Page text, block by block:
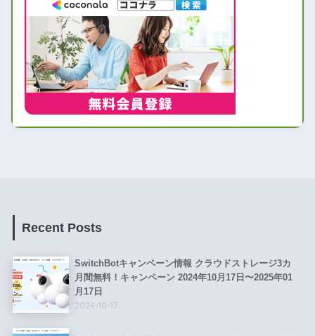
Recent Posts
SwitchBotキャンペーン情報 クラウドストレージ3カ
月間無料！キャンペーン 2024年10月17日〜2025年01
月17日
2024-10-17